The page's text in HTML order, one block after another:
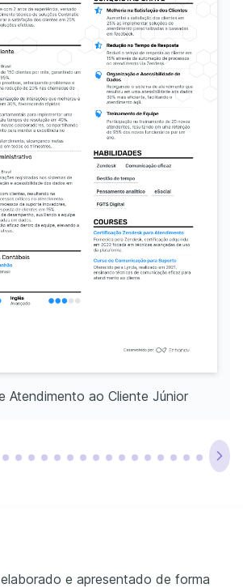
Atendimento ao Cliente Júnior
e apresentado de forma